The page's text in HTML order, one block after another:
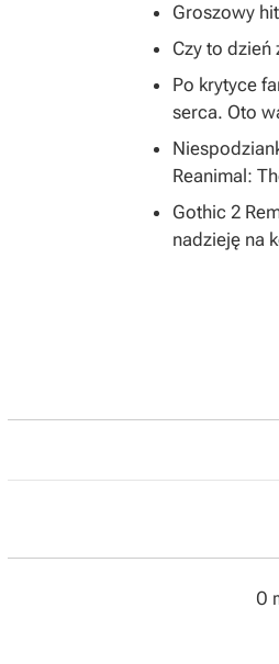
Groszowy
Czy to dzień
Po krytyce
serca. Oto
Reanimal:
Gothic 2
nadzieję na
O